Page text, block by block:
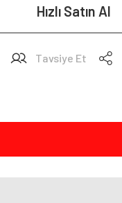
Hızlı Satın Al
Tavsiye Et